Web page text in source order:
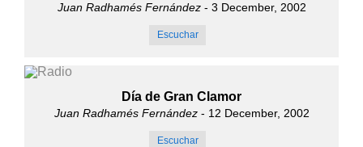
Juan Radhamés Fernández- 3 December, 2002
Escuchar
Día de Gran Clamor
Juan Radhamés Fernández- 12 December, 2002
Escuchar